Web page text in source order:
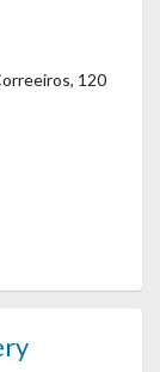
120